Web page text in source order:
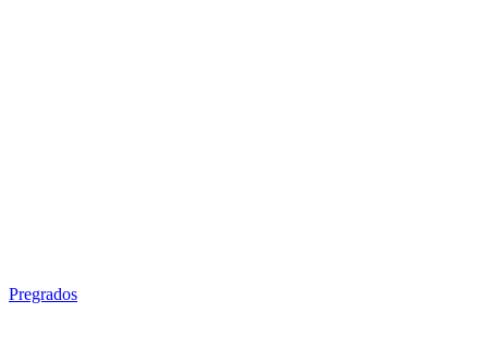
Pregrados